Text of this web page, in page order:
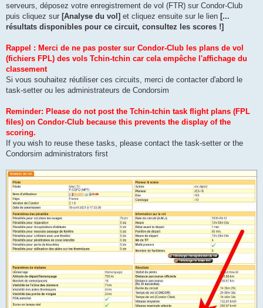
serveurs, déposez votre enregistrement de vol (FTR) sur Condor-Club
puis cliquez sur [Analyse du vol] et cliquez ensuite sur le lien [...
résultats disponibles pour ce circuit, consultez les scores !]
Rappel : Merci de ne pas poster sur Condor-Club les plans de vol
(fichiers FPL) des vols Tchin-tchin car cela empêche l'affichage du
classement
Si vous souhaitez réutiliser ces circuits, merci de contacter d'abord le
task-setter ou les administrateurs de Condorsim
Reminder: Please do not post the Tchin-tchin task flight plans (FPL
files) on Condor-Club because this prevents the display of the
scoring.
If you wish to reuse these tasks, please contact the task-setter or the
Condorsim administrators first